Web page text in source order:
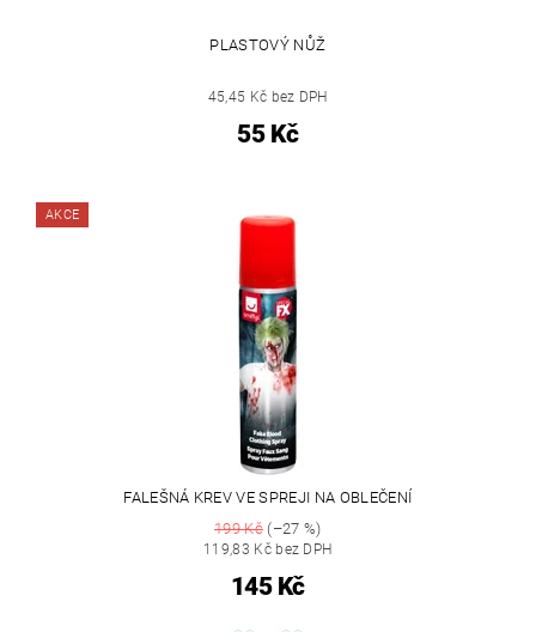
PLASTOVÝ NŮŽ
45,45 Kč bez DPH
55 Kč
AKCE
FALEŠNÁ KREV VE SPREJI NA OBLEČENÍ
199 Kč(–27 %)
119,83 Kč bez DPH
145 Kč